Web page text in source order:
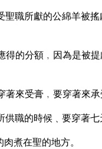
職所獻的公綿羊被
的分額﹐因為是被
來受膏﹐要穿著來承
職的時候﹑要穿著七
煮在聖的地方。